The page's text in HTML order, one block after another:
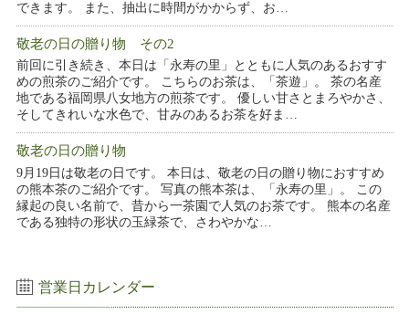
できます。 また、抽出に時間がかからず、お…
敬老の日の贈り物 その2
前回に引き続き、本日は「永寿の里」とともに人気のあるおすす
めの煎茶のご紹介です。 こちらのお茶は、「茶遊」。 茶の名産
地である福岡県八女地方の煎茶です。 優しい甘さとまろやかさ、
そしてきれいな水色で、甘みのあるお茶を好ま…
敬老の日の贈り物
9月19日は敬老の日です。 本日は、敬老の日の贈り物におすすめ
の熊本茶のご紹介です。 写真の熊本茶は、「永寿の里」。 この
縁起の良い名前で、昔から一茶園で人気のお茶です。 熊本の名産
である独特の形状の玉緑茶で、さわやかな…
営業日カレンダー